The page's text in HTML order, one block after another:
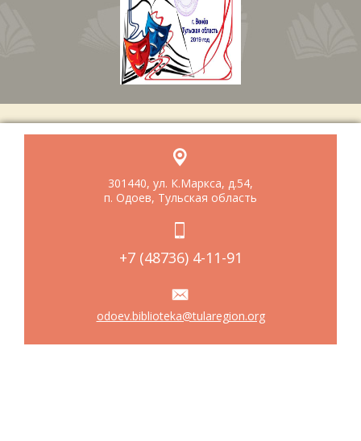
301440, ул. К.Маркса, д.54,
п. Одоев, Тульская область
+7 (48736) 4-11-91
odoev.biblioteka@tularegion.org